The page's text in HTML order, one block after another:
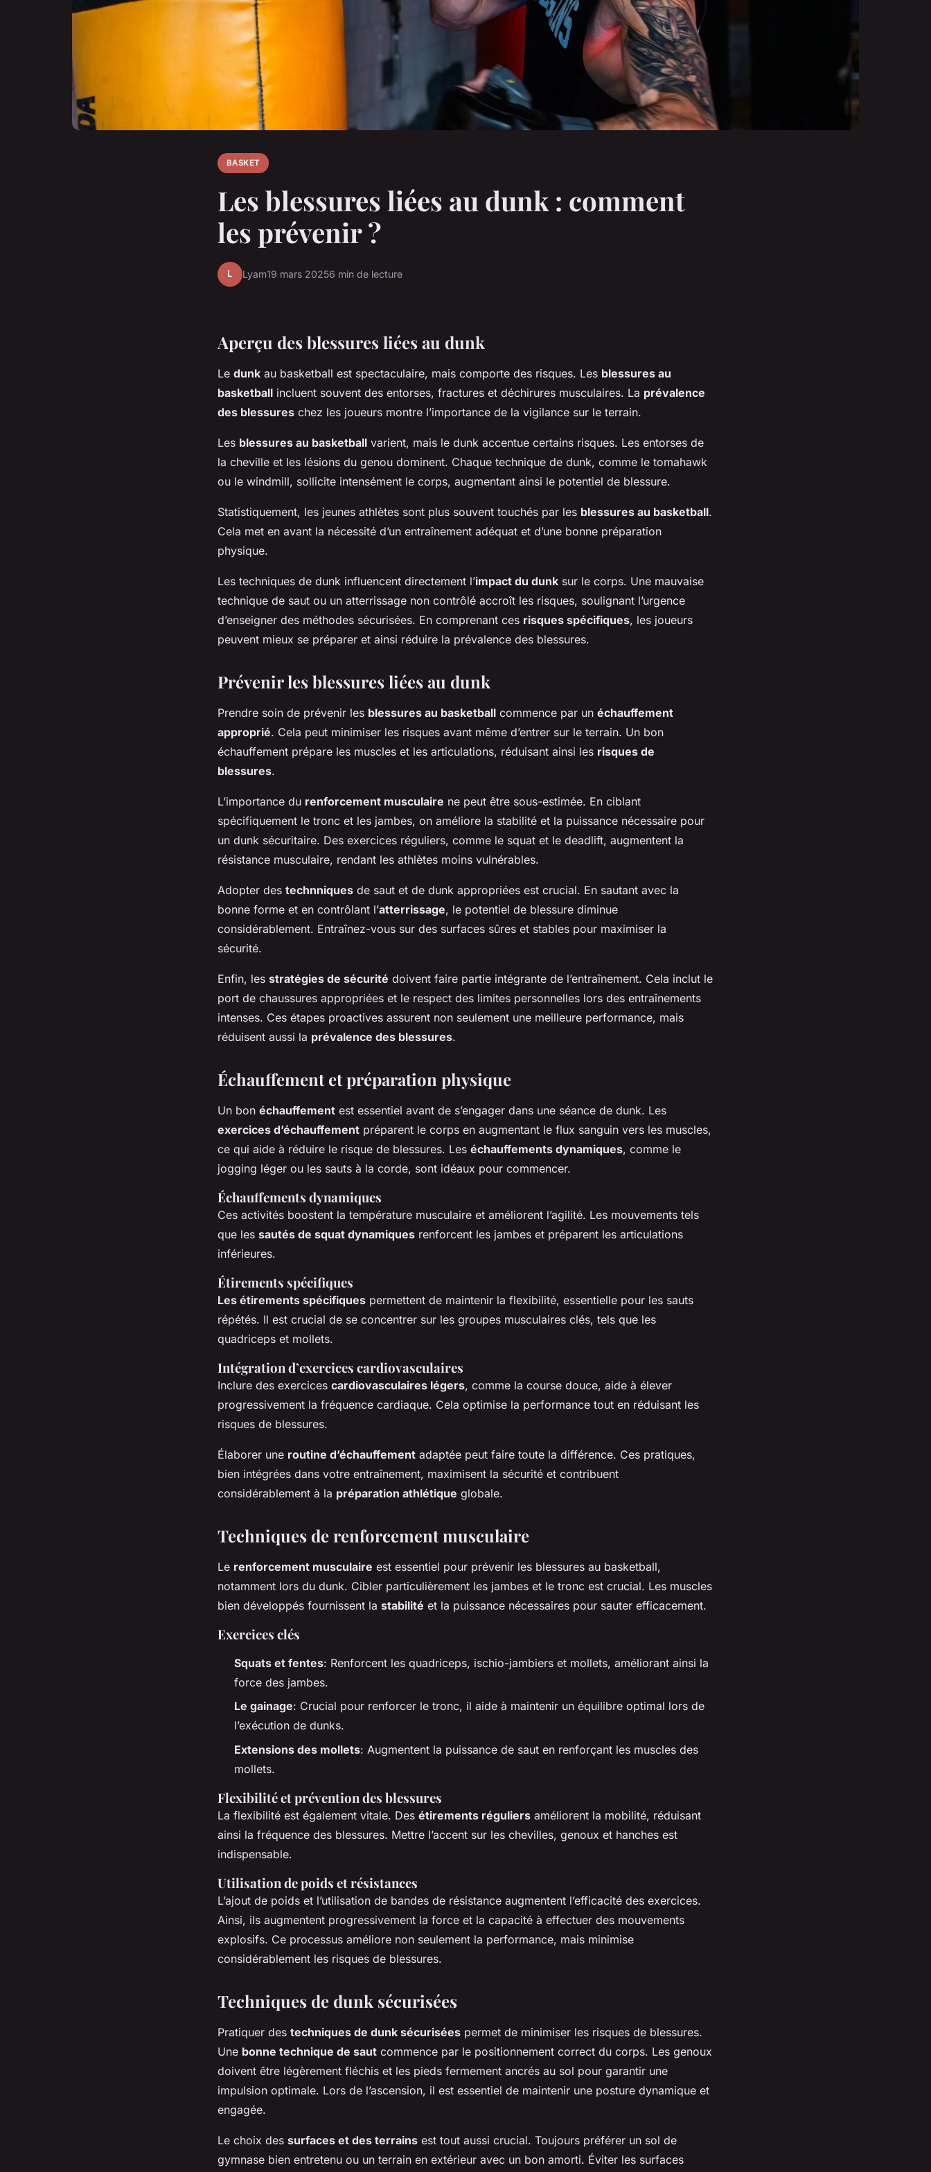
BASKET
Les blessures liées au dunk : comment
les prévenir ?
L Lyam19 mars 20256 min de lecture
Aperçu des blessures liées au dunk
Le dunk au basketball est spectaculaire, mais comporte des risques. Les blessures au
basketball incluent souvent des entorses, fractures et déchirures musculaires. La prévalence
des blessures chez les joueurs montre l’importance de la vigilance sur le terrain.
Les blessures au basketball varient, mais le dunk accentue certains risques. Les entorses de
la cheville et les lésions du genou dominent. Chaque technique de dunk, comme le tomahawk
ou le windmill, sollicite intensément le corps, augmentant ainsi le potentiel de blessure.
Statistiquement, les jeunes athlètes sont plus souvent touchés par les blessures au basketball.
Cela met en avant la nécessité d’un entraînement adéquat et d’une bonne préparation
physique.
Les techniques de dunk influencent directement l’impact du dunk sur le corps. Une mauvaise
technique de saut ou un atterrissage non contrôlé accroît les risques, soulignant l’urgence
d’enseigner des méthodes sécurisées. En comprenant ces risques spécifiques, les joueurs
peuvent mieux se préparer et ainsi réduire la prévalence des blessures.
Prévenir les blessures liées au dunk
Prendre soin de prévenir les blessures au basketball commence par un échauffement
approprié. Cela peut minimiser les risques avant même d’entrer sur le terrain. Un bon
échauffement prépare les muscles et les articulations, réduisant ainsi les risques de
blessures.
L’importance du renforcement musculaire ne peut être sous-estimée. En ciblant
spécifiquement le tronc et les jambes, on améliore la stabilité et la puissance nécessaire pour
un dunk sécuritaire. Des exercices réguliers, comme le squat et le deadlift, augmentent la
résistance musculaire, rendant les athlètes moins vulnérables.
Adopter des technniques de saut et de dunk appropriées est crucial. En sautant avec la
bonne forme et en contrôlant l’atterrissage, le potentiel de blessure diminue
considérablement. Entraînez-vous sur des surfaces sûres et stables pour maximiser la
sécurité.
Enfin, les stratégies de sécurité doivent faire partie intégrante de l’entraînement. Cela inclut le
port de chaussures appropriées et le respect des limites personnelles lors des entraînements
intenses. Ces étapes proactives assurent non seulement une meilleure performance, mais
réduisent aussi la prévalence des blessures.
Échauffement et préparation physique
Un bon échauffement est essentiel avant de s’engager dans une séance de dunk. Les
exercices d’échauffement préparent le corps en augmentant le flux sanguin vers les muscles,
ce qui aide à réduire le risque de blessures. Les échauffements dynamiques, comme le
jogging léger ou les sauts à la corde, sont idéaux pour commencer.
Échauffements dynamiques
Ces activités boostent la température musculaire et améliorent l’agilité. Les mouvements tels
que les sautés de squat dynamiques renforcent les jambes et préparent les articulations
inférieures.
Étirements spécifiques
Les étirements spécifiques permettent de maintenir la flexibilité, essentielle pour les sauts
répétés. Il est crucial de se concentrer sur les groupes musculaires clés, tels que les
quadriceps et mollets.
Intégration d’exercices cardiovasculaires
Inclure des exercices cardiovasculaires légers, comme la course douce, aide à élever
progressivement la fréquence cardiaque. Cela optimise la performance tout en réduisant les
risques de blessures.
Élaborer une routine d’échauffement adaptée peut faire toute la différence. Ces pratiques,
bien intégrées dans votre entraînement, maximisent la sécurité et contribuent
considérablement à la préparation athlétique globale.
Techniques de renforcement musculaire
Le renforcement musculaire est essentiel pour prévenir les blessures au basketball,
notamment lors du dunk. Cibler particulièrement les jambes et le tronc est crucial. Les muscles
bien développés fournissent la stabilité et la puissance nécessaires pour sauter efficacement.
Exercices clés
Squats et fentes: Renforcent les quadriceps, ischio-jambiers et mollets, améliorant ainsi la
force des jambes.
Le gainage: Crucial pour renforcer le tronc, il aide à maintenir un équilibre optimal lors de
l’exécution de dunks.
Extensions des mollets: Augmentent la puissance de saut en renforçant les muscles des
mollets.
Flexibilité et prévention des blessures
La flexibilité est également vitale. Des étirements réguliers améliorent la mobilité, réduisant
ainsi la fréquence des blessures. Mettre l’accent sur les chevilles, genoux et hanches est
indispensable.
Utilisation de poids et résistances
L’ajout de poids et l’utilisation de bandes de résistance augmentent l’efficacité des exercices.
Ainsi, ils augmentent progressivement la force et la capacité à effectuer des mouvements
explosifs. Ce processus améliore non seulement la performance, mais minimise
considérablement les risques de blessures.
Techniques de dunk sécurisées
Pratiquer des techniques de dunk sécurisées permet de minimiser les risques de blessures.
Une bonne technique de saut commence par le positionnement correct du corps. Les genoux
doivent être légèrement fléchis et les pieds fermement ancrés au sol pour garantir une
impulsion optimale. Lors de l’ascension, il est essentiel de maintenir une posture dynamique et
engagée.
Le choix des surfaces et des terrains est tout aussi crucial. Toujours préférer un sol de
gymnase bien entretenu ou un terrain en extérieur avec un bon amorti. Éviter les surfaces